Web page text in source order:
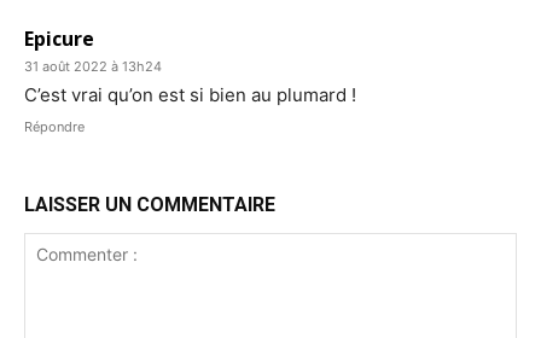
Epicure
31 août 2022 à 13h24
C’est vrai qu’on est si bien au plumard !
Répondre
LAISSER UN COMMENTAIRE